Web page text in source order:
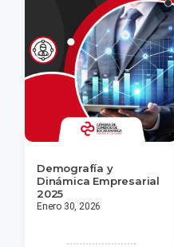
Demografía y
Dinámica Empresarial
2025
Enero 30, 2026